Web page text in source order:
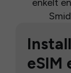
enkelt
eSIM